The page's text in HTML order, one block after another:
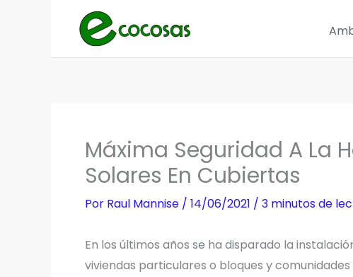
Máxima Seguridad A La
Solares En Cubiertas
Por Raul Mannise / 14/06/2021 / 3 minutos de
En los últimos años se ha disparado la
viviendas particulares o bloques y